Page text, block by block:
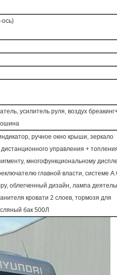
ось)
усилитель руля, воздух
ручное окно крыши, зеркало
дистанционного управления +
многофункциональному
главной власти, системе
облегченный дизайн, лампа
кровати 2 слоев, тормозя для
бак 500Л